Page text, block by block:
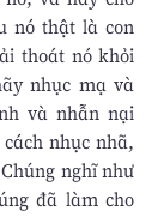
nó thật là con
thoát nó khỏi
nhục mạ và
và nhẫn nại
nhục nhã,
nghĩ như
đã làm cho